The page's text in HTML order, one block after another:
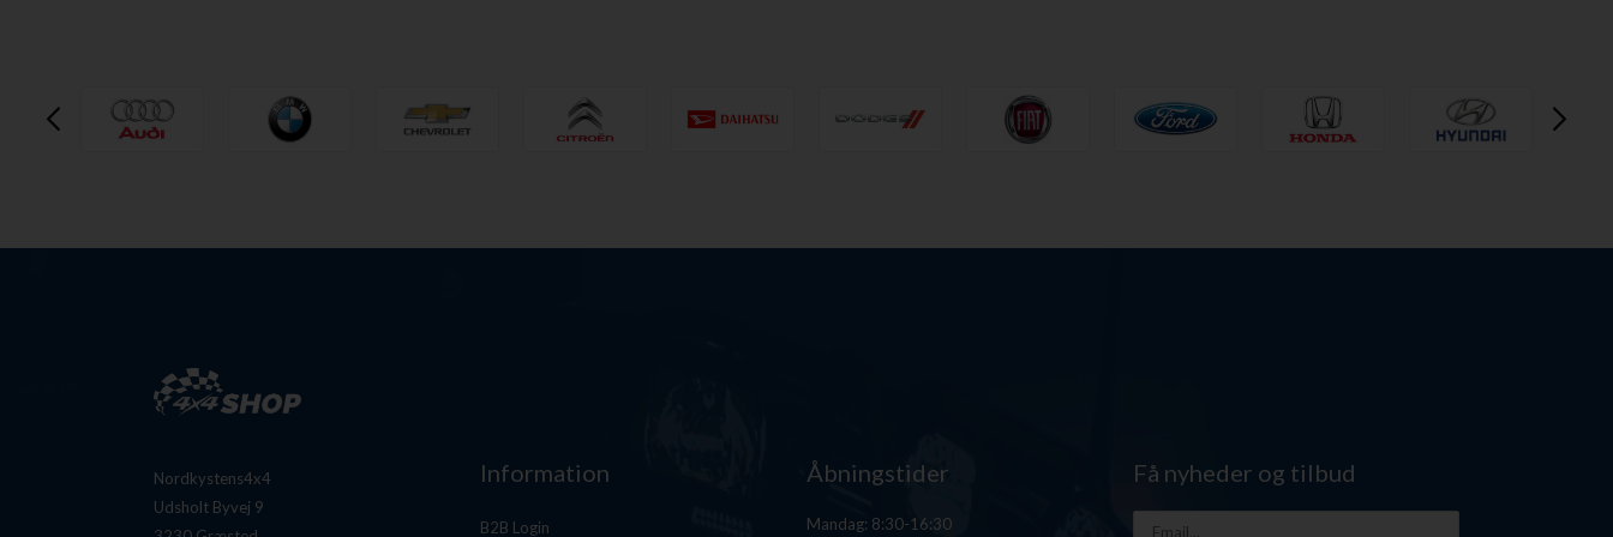
Nordkystens4x4
Udsholt Byvej 9
Information
B2B Login
Åbningstider
Mandag: 8:30-16:30
Få nyheder og tilbud